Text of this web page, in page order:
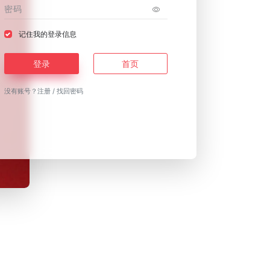
记住我的登录信息
登录 首页
没有账号？注册 /找回密码